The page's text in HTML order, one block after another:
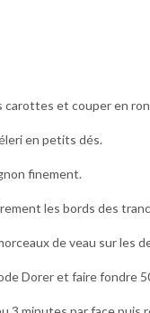
carottes et couper en
en petits dés.
finement.
les bords des
de veau sur les
Dorer et faire fondre